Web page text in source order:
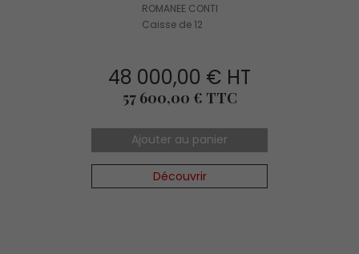
ROMANEE CONTI
Caisse de 12
48 000,00 € HT
Prix
57 600,00 € TTC
Ajouter au panier
Découvrir